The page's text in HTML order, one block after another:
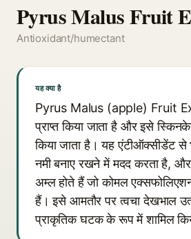
Pyrus Malus Fruit
Antioxidant/humectant
यह क्या है
Pyrus Malus (apple) Fruit
प्राप्त किया जाता है और इसे
किया जाता है। यह एंटीऑक्सीडेंट से
नमी बनाए रखने में मदद करता है,
अम्ल होते हैं जो कोमल
हैं। इसे आमतौर पर त्वचा देखभाल
प्राकृतिक घटक के रूप में शामिल